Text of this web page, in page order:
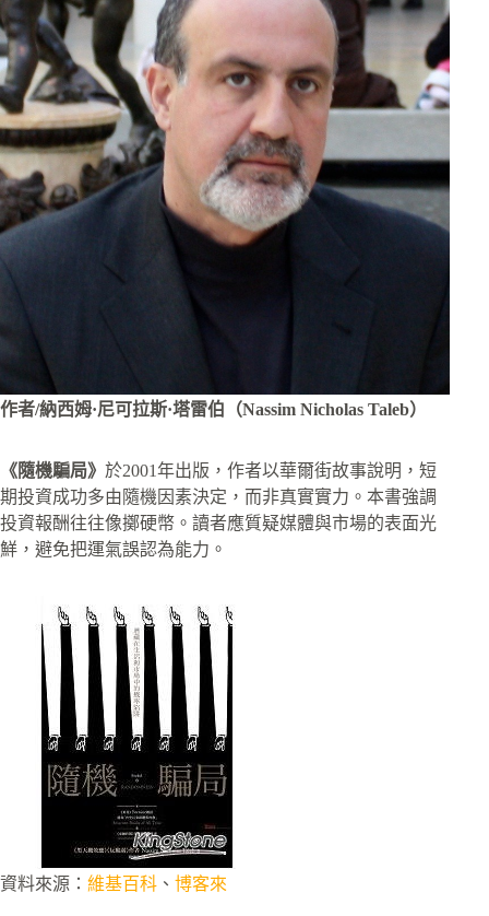
作者/納西姆·尼可拉斯·塔雷伯（Nassim Nicholas Taleb）
《隨機騙局》 於2001年出版，作者以華爾街故事說明，短
期投資成功多由隨機因素決定，而非真實實力。本書強調
投資報酬往往像擲硬幣。讀者應質疑媒體與市場的表面光
鮮，避免把運氣誤認為能力。
資料來源： 維基百科 、 博客來